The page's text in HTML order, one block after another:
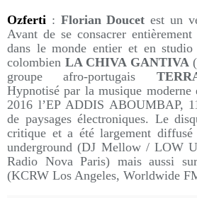
Ozferti : Florian Doucetest un
Avant de se consacrer
dans le monde entier et en
colombien LA CHIVA GANTIVA
groupe afro-portugais
Hypnotisé par la musique
2016 l’EP ADDIS ABOUMBAP,
de paysages électroniques. Le
critique et a été largement
underground (DJ Mellow / LOW
Radio Nova Paris) mais aussi
(KCRW Los Angeles, Worldwide